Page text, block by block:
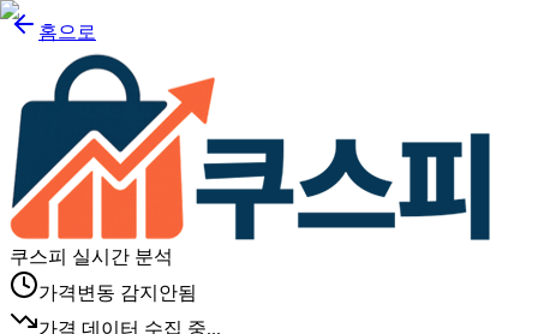
홈으로
쿠스피 실시간 분석
가격변동 감지안됨
가격 데이터 수집 중...